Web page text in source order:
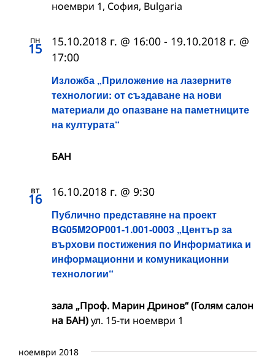
ноември 1, София, Bulgaria
пн
15
Изложба „Приложение на лазерните
технологии: от създаване на нови
материали до опазване на паметниците
на културата“
15.10.2018 г. @ 16:00 - 19.10.2018 г. @
17:00
БАН
вт
16
Публично представяне на проект
BG05M2OP001-1.001-0003 „Център за
върхови постижения по Информатика и
информационни и комуникационни
технологии“
16.10.2018 г. @ 9:30
зала „Проф. Марин Дринов“ (Голям салон
на БАН)ул. 15-ти ноември 1
ноември 2018